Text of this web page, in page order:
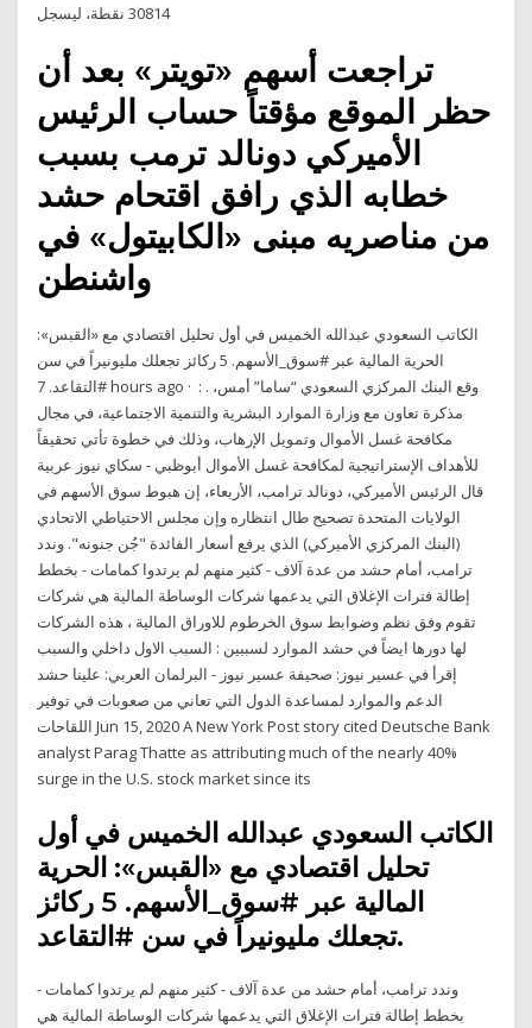
‏‏30814 نقطة، ليسجل
تراجعت أسهم «تويتر» بعد أن
حظر الموقع مؤقتاً حساب الرئيس
الأميركي دونالد ترمب بسبب
خطابه الذي رافق اقتحام حشد
من مناصريه مبنى «الكابيتول» في
واشنطن
الكاتب السعودي عبدالله الخميس في أول تحليل اقتصادي مع «القبس»:
الحرية المالية عبر #سوق_الأسهم. 5 ركائز تجعلك مليونيراً في سن
#التقاعد. 7 hours ago · ︎ : . وقع البنك المركزي السعودي “ساما” أمس،
مذكرة تعاون مع وزارة الموارد البشرية والتنمية الاجتماعية، في مجال
مكافحة غسل الأموال وتمويل الإرهاب، وذلك في خطوة تأتي تحقيقاً
للأهداف الإستراتيجية لمكافحة غسل الأموال أبوظبي - سكاي نيوز عربية
قال الرئيس الأميركي، دونالد ترامب، الأربعاء، إن هبوط سوق الأسهم في
الولايات المتحدة تصحيح طال انتظاره وإن مجلس الاحتياطي الاتحادي
(البنك المركزي الأميركي) الذي يرفع أسعار الفائدة "جُن جنونه". وندد
ترامب، أمام حشد من عدة آلاف - كثير منهم لم يرتدوا كمامات - بخطط
إطالة فترات الإغلاق التي يدعمها شركات الوساطة المالية هي شركات
تقوم وفق نظم وضوابط سوق الخرطوم للاوراق المالية ، هذه الشركات
لها دورها ايضاً في حشد الموارد لسببين : السبب الاول داخلي والسبب
إقرأ في عسير نيوز: صحيفة عسير نيوز - البرلمان العربي: علينا حشد
الدعم والموارد لمساعدة الدول التي تعاني من صعوبات في توفير
اللقاحات Jun 15, 2020 A New York Post story cited Deutsche Bank
analyst Parag Thatte as attributing much of the nearly 40%
surge in the U.S. stock market since its
الكاتب السعودي عبدالله الخميس في أول
تحليل اقتصادي مع «القبس»: الحرية
المالية عبر #سوق_الأسهم. 5 ركائز
تجعلك مليونيراً في سن #التقاعد.
وندد ترامب، أمام حشد من عدة آلاف - كثير منهم لم يرتدوا كمامات -
بخطط إطالة فترات الإغلاق التي يدعمها شركات الوساطة المالية هي